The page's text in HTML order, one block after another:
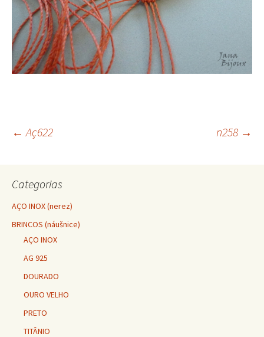
← Aç622 n258 →
Categorias
AÇO INOX (nerez)
BRINCOS (náušnice)
AÇO INOX
AG 925
DOURADO
OURO VELHO
PRETO
TITÂNIO